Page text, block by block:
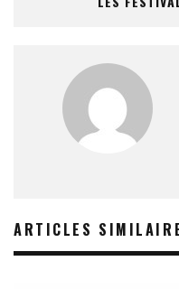
ARTICLES